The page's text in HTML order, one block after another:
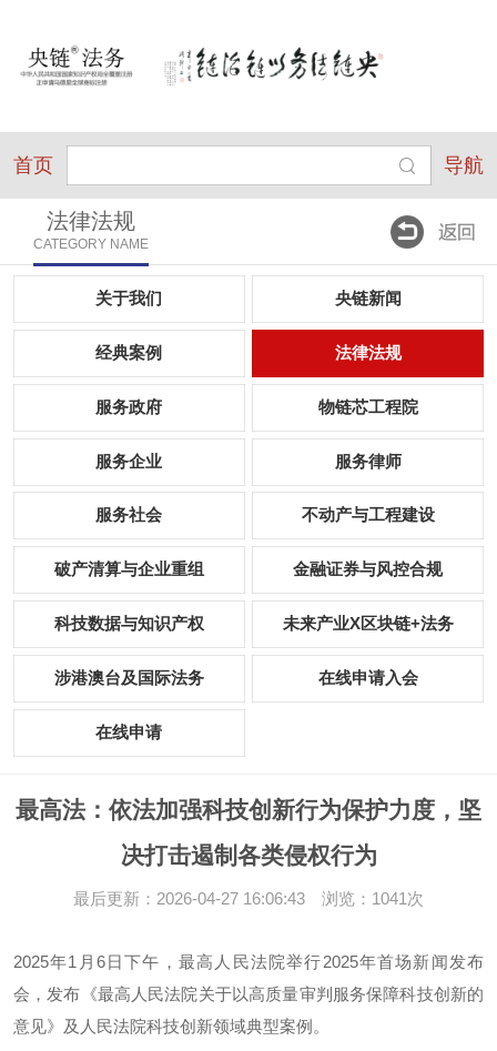
首页 导航
法律法规
CATEGORY NAME
关于我们 央链新闻
经典案例 法律法规
服务政府 物链芯工程院
服务企业 服务律师
服务社会 不动产与工程建设
破产清算与企业重组 金融证券与风控合规
科技数据与知识产权 未来产业X区块链+法务
涉港澳台及国际法务 在线申请入会
在线申请
最高法：依法加强科技创新行为保护力度，坚
决打击遏制各类侵权行为
最后更新：2026-04-27 16:06:43 浏览：1041次
2025年1月6日下午，最高人民法院举行2025年首场新闻发布
会，发布《最高人民法院关于以高质量审判服务保障科技创新的
意见》及人民法院科技创新领域典型案例。